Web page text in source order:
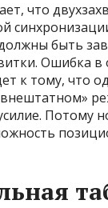
что
быть
Ошибка в
к тому, что
Потому